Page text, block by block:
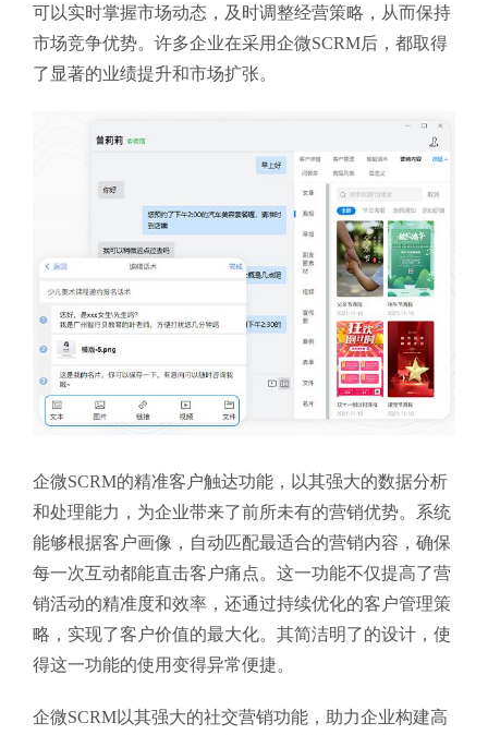
可以实时掌握市场动态，及时调整经营策略，从而保持
市场竞争优势。许多企业在采用企微SCRM后，都取得
了显著的业绩提升和市场扩张。
企微SCRM的精准客户触达功能，以其强大的数据分析
和处理能力，为企业带来了前所未有的营销优势。系统
能够根据客户画像，自动匹配最适合的营销内容，确保
每一次互动都能直击客户痛点。这一功能不仅提高了营
销活动的精准度和效率，还通过持续优化的客户管理策
略，实现了客户价值的最大化。其简洁明了的设计，使
得这一功能的使用变得异常便捷。
企微SCRM以其强大的社交营销功能，助力企业构建高